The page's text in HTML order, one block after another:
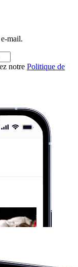
mail.
notre Politique de